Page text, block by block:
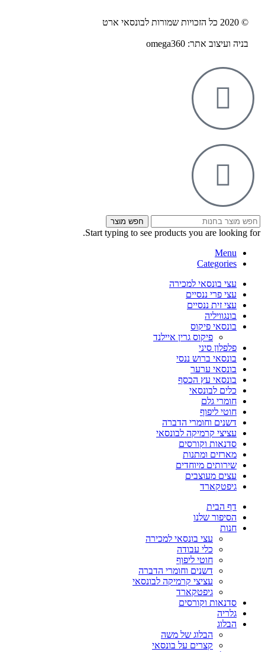
© 2020 כל הזכויות שמורות לבונסאי ארט
בניה ועיצוב אתר: omega360
חפש מוצר
Start typing to see products you are looking for.
Menu
Categories
עצי בונסאי למכירה
עצי פרי ננסיים
עצי זית ננסיים
בונגוויליה
בונסאי פיקוס
פיקוס גרין איילנד
פלפלון סיני
בונסאי ברוש ננסי
בונסאי ערער
בונסאי עץ הכסף
כלים לבונסאי
חומרי גלם
חוטי ליפוף
דשנים וחומרי הדברה
עציצי קרמיקה לבונסאי
סדנאות וקורסים
מארזים ומתנות
שירותים מיוחדים
עצים מעוצבים
גיפטקארד
דף הבית
הסיפור שלנו
חנות
עצי בונסאי למכירה
כלי עבודה
חוטי ליפוף
דשנים וחומרי הדברה
עציצי קרמיקה לבונסאי
גיפטקארד
סדנאות וקורסים
גלריה
הבלוג
הבלוג של משה
קצרים על בונסאי